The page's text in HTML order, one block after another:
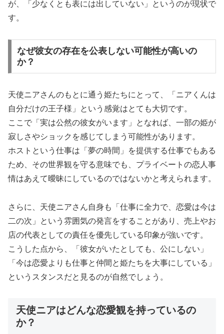
が、「少なくとも表には出していない」というのが現状で
す。
なぜ彼女の存在を公表しない可能性が高いの
か？
天使ニアさんのもとに通う姫たちにとって、「ニアくんは
自分だけの王子様」という感覚はとても大切です。
ここで「実は公然の彼女がいます」となれば、一部の姫が
寂しさやショックを感じてしまう可能性があります。
ホストという仕事は「夢の時間」を提供する仕事でもある
ため、その世界観を守る意味でも、プライベートの恋人事
情はあえて曖昧にしているのではないかと考えられます。
さらに、天使ニアさん自身も「仕事に全力で、恋愛は今は
二の次」という雰囲気の発言をすることがあり、売上やお
店の代表としての責任を優先している印象が強いです。
こうした点から、「彼女がいたとしても、公にしない」
「今は恋愛よりも仕事と仲間と姫たちを大事にしている」
というスタンスだと見るのが自然でしょう。
天使ニアはどんな恋愛観を持っているの
か？